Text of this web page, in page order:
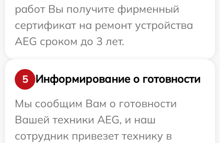
работ Вы получите фирменный
сертификат на ремонт устройства
AEG сроком до 3 лет.
5
Информирование о готовности
Мы сообщим Вам о готовности
Вашей техники AEG, и наш
сотрудник привезет технику в